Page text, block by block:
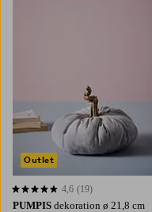
PUMPIS dekoration ø 21,8 cm
4,6 baserat på 19 st betyg
4,6 (19)
Outlet